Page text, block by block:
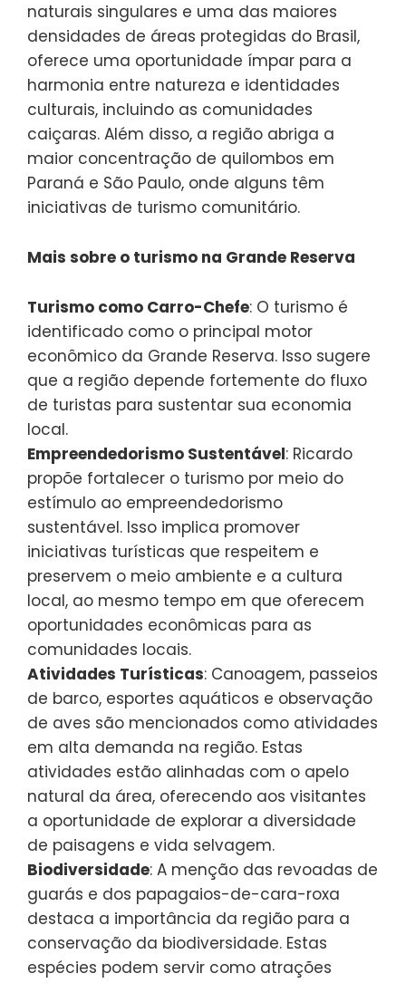
naturais singulares e uma das maiores
densidades de áreas protegidas do Brasil,
oferece uma oportunidade ímpar para a
harmonia entre natureza e identidades
culturais, incluindo as comunidades
caiçaras. Além disso, a região abriga a
maior concentração de quilombos em
Paraná e São Paulo, onde alguns têm
iniciativas de turismo comunitário.
Mais sobre o turismo na Grande Reserva
Turismo como Carro-Chefe: O turismo é
identificado como o principal motor
econômico da Grande Reserva. Isso sugere
que a região depende fortemente do fluxo
de turistas para sustentar sua economia
local.
Empreendedorismo Sustentável: Ricardo
propõe fortalecer o turismo por meio do
estímulo ao empreendedorismo
sustentável. Isso implica promover
iniciativas turísticas que respeitem e
preservem o meio ambiente e a cultura
local, ao mesmo tempo em que oferecem
oportunidades econômicas para as
comunidades locais.
Atividades Turísticas: Canoagem, passeios
de barco, esportes aquáticos e observação
de aves são mencionados como atividades
em alta demanda na região. Estas
atividades estão alinhadas com o apelo
natural da área, oferecendo aos visitantes
a oportunidade de explorar a diversidade
de paisagens e vida selvagem.
Biodiversidade: A menção das revoadas de
guarás e dos papagaios-de-cara-roxa
destaca a importância da região para a
conservação da biodiversidade. Estas
espécies podem servir como atrações